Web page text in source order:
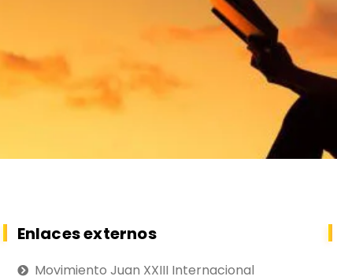
Enlaces externos
Movimiento Juan XXIII Internacional